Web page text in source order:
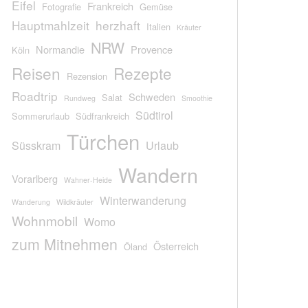
Eifel Fotografie Frankreich Gemüse
Hauptmahlzeit herzhaft Italien Kräuter
Köln Normandie NRW Provence
Reisen Rezension Rezepte
Roadtrip Rundweg Salat Schweden Smoothie
Sommerurlaub Südfrankreich Südtirol
Süsskram Türchen Urlaub
Vorarlberg Wahner-Heide Wandern
Wanderung Wildkräuter Winterwanderung
Wohnmobil Womo
zum Mitnehmen Öland Österreich